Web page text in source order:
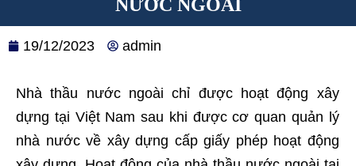
NƯỚC NGOÀI
19/12/2023 admin
Nhà thầu nước ngoài chỉ được hoạt động xây
dựng tại Việt Nam sau khi được cơ quan quản lý
nhà nước về xây dựng cấp giấy phép hoạt động